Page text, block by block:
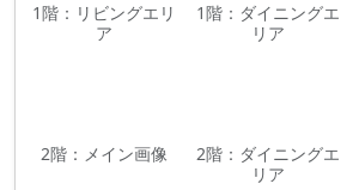
1階：リビングエリ
ア
1階：ダイニングエ
リア
2階：メイン画像
2階：ダイニングエ
リア